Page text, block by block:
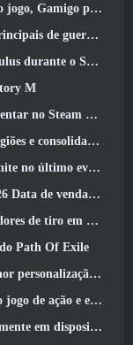
MMO medieval Glory Victis
Realm Divided Part II
o Steam Next Fest
M
Steam Next Fest
de servidores
de colaboração
venda de ingressos
terceira pessoa
Path Of Exile
de personagens
espacial” Star Wrath
Android